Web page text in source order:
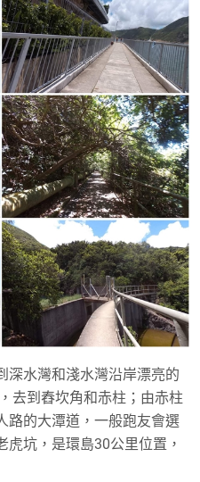
深水灣和淺水灣沿岸漂亮的
去到舂坎角和赤柱；由赤柱
路的大潭道，一般跑友會選
坑，是環島30公里位置，